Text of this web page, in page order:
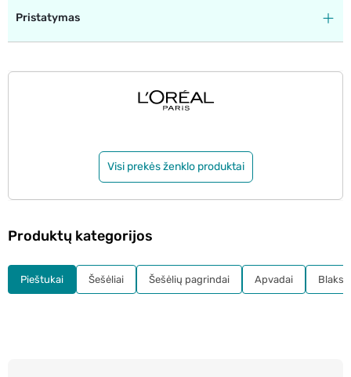
Pristatymas
Visi prekės ženklo produktai
Produktų kategorijos
Pieštukai Šešėliai Šešėlių pagrindai Apvadai